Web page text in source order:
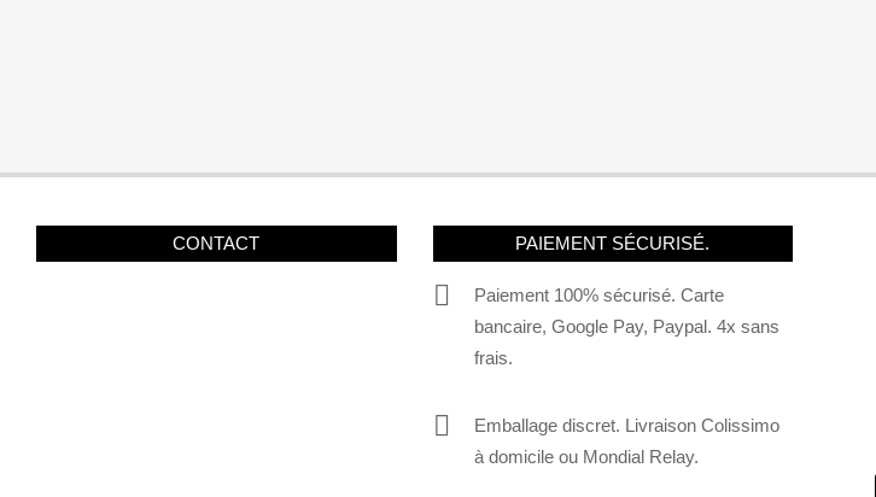
CONTACT PAIEMENT SÉCURISÉ.
Paiement 100% sécurisé. Carte
bancaire, Google Pay, Paypal. 4x sans
frais.
Emballage discret. Livraison Colissimo
à domicile ou Mondial Relay.